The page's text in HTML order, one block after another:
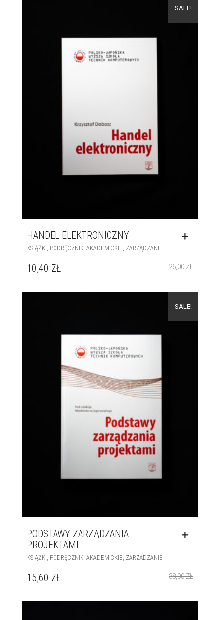
SALE!
HANDEL ELEKTRONICZNY
KSIĄŻKI, PODRĘCZNIKI AKADEMICKIE, ZARZĄDZANIE
26,00ZŁ
10,40 ZŁ
SALE!
PODSTAWY ZARZĄDZANIA
PROJEKTAMI
KSIĄŻKI PODRĘCZNIKI AKADEMICKIE ZARZĄDZANIE
38,00ZŁ
15,60 ZŁ